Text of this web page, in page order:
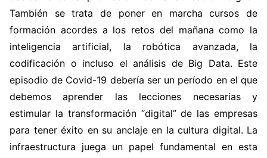
También se trata de poner en marcha cursos de
formación acordes a los retos del mañana como la
inteligencia artificial, la robótica avanzada, la
codificación o incluso el análisis de Big Data. Este
episodio de Covid-19 debería ser un período en el que
debemos aprender las lecciones necesarias y
estimular la transformación “digital” de las empresas
para tener éxito en su anclaje en la cultura digital. La
infraestructura juega un papel fundamental en esta